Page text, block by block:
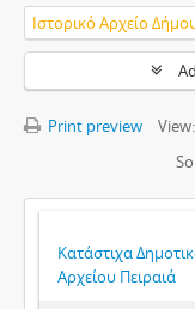
Ιστορικό Αρχείο
Print preview
View:
Κατάστιχα
Αρχείου Πειραιά